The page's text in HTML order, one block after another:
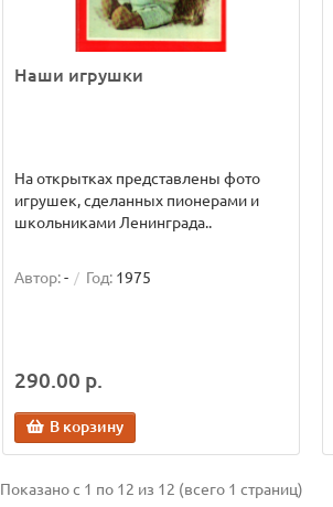
Наши игрушки
На открытках представлены фото
игрушек, сделанных пионерами и
школьниками Ленинграда..
Автор:- Год: 1975
290.00 р.
В корзину
Показано с 1 по 12 из 12 (всего 1 страниц)